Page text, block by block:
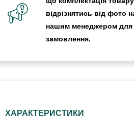
відрізнятись від фото
нашим менеджером для
замовлення.
ХАРАКТЕРИСТИКИ